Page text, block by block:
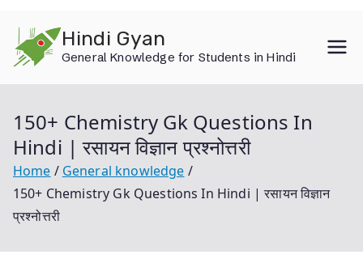
content
Hindi Gyan
General Knowledge for Students in Hindi
150+ Chemistry Gk Questions In
Hindi | रसायन विज्ञान प्रश्नोत्तरी
Home
General knowledge
150+ Chemistry Gk Questions In Hindi | रसायन विज्ञान
प्रश्नोत्तरी